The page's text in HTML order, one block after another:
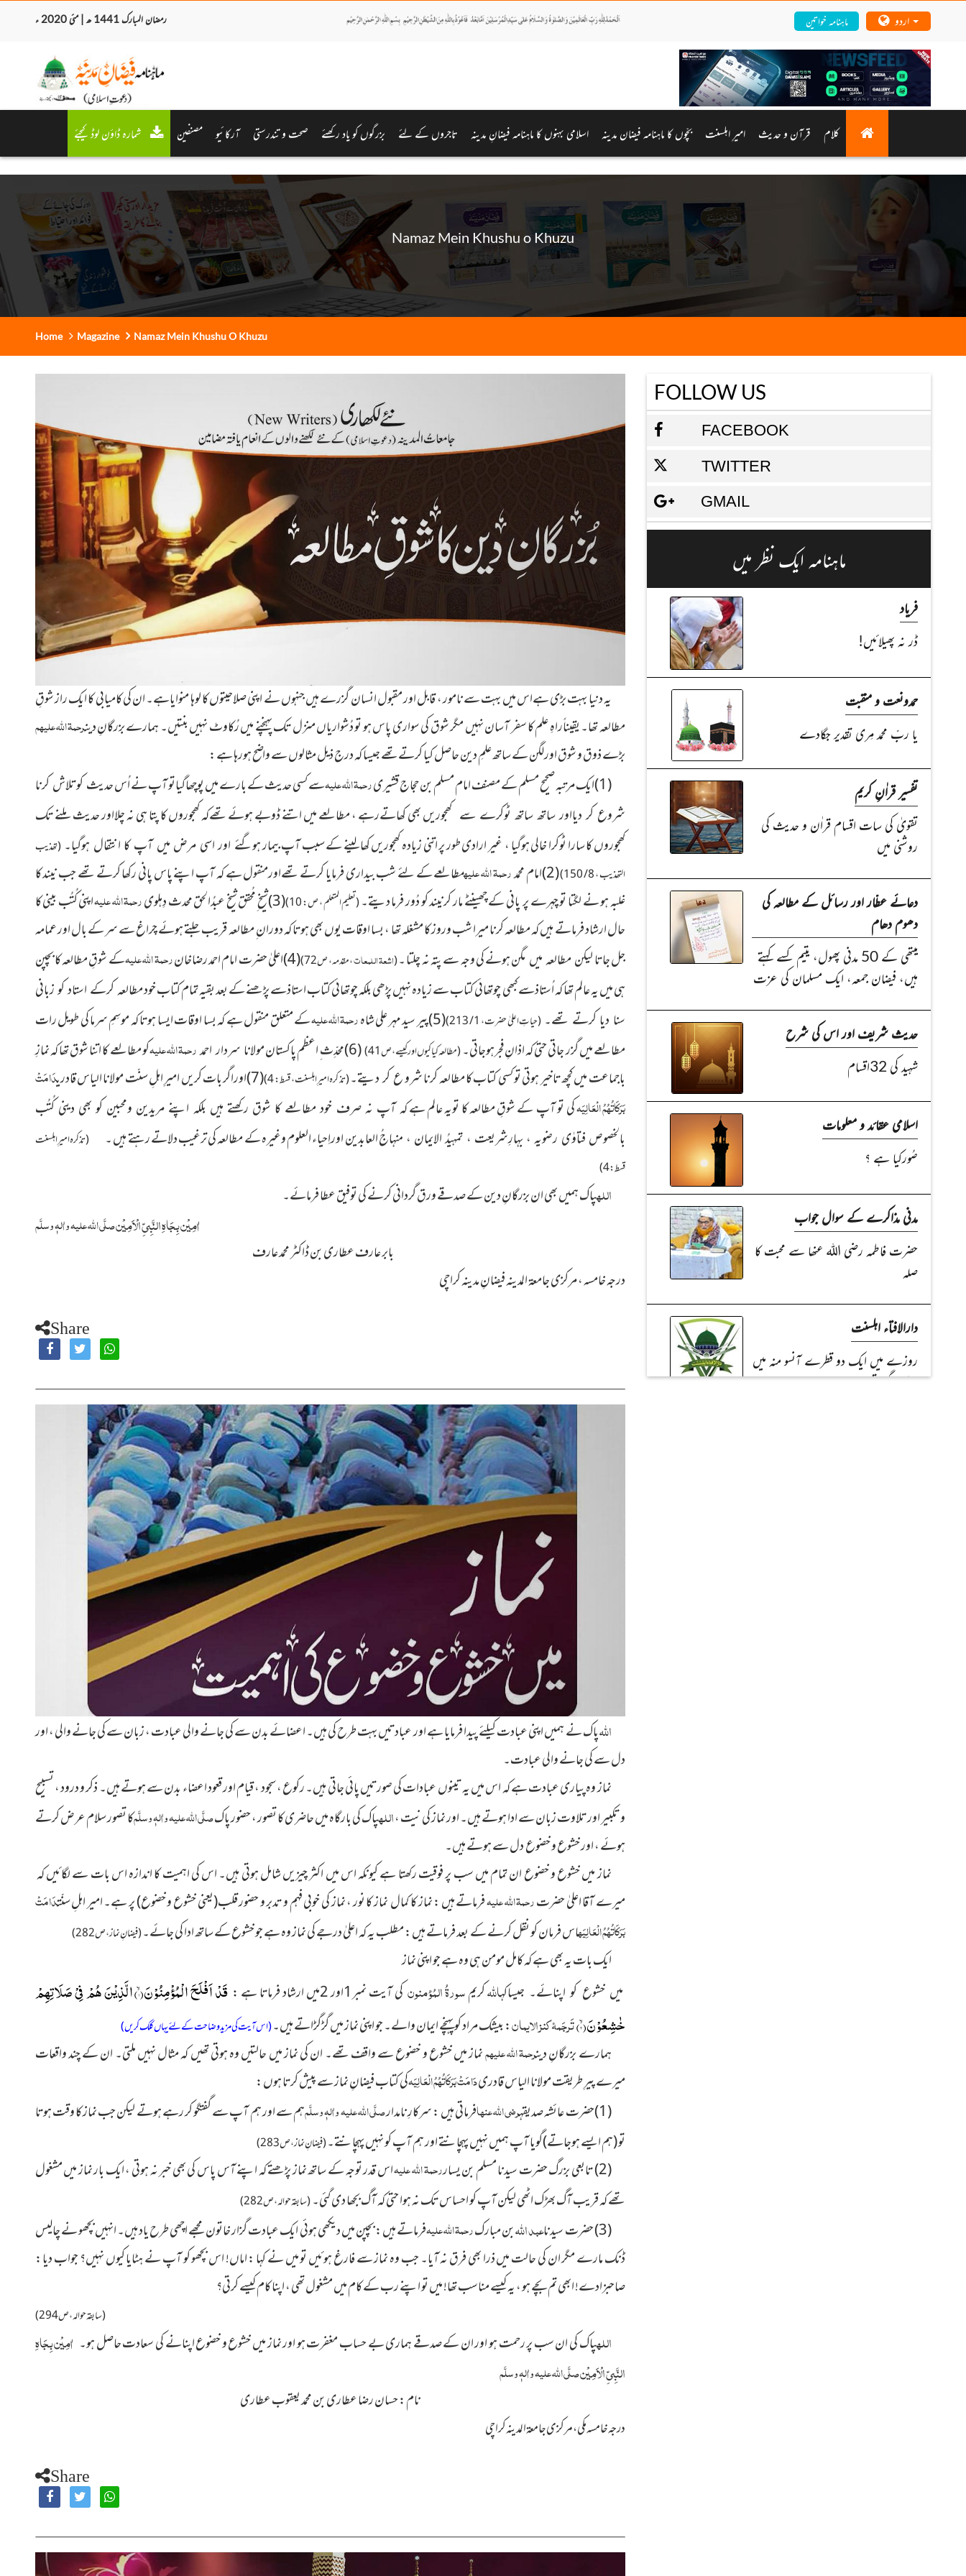
رمضان المبارک 1441 ھ | مئی 2020 ء ماہنامہ خواتین
کلام قرآن و حدیث امیرِ اہلسنت بچّوں کا ماہنامہ فیضان مدینہ اسلامی بہنوں کا ماہنامہ فیضانِ مدینہ تاجروں کے لئے بزرگوں کو یاد رکھئے صحت و تندرستی آرکائیو مصنفین شمارہ ڈاؤن لوڈ کیجئے
Namaz Mein Khushu o Khuzu
Home Magazine Namaz Mein Khushu O Khuzu
یہ دنیا بہت بڑی ہےاس میں بہت سے نامور ، قابل اور مقبول انسان گزرے ہیں جنہوں نے اپنی صلاحیتوں کا لوہا منوایاہے۔ ان کی کامیابی کا ایک راز شوقِ
مطالعہ تھا۔ یقیناًراہِ علم کا سفر آسان نہیں مگر شوق کی سواری پاس ہو تو دُشواریاں منزل تک پہنچنے میں رُکاوٹ نہیں بنتیں۔ ہمارے بزرگانِ دینرحمۃ اللہ علیہم
بڑے ذوق و شوق اورلگن کے ساتھ علمِ دین حاصل کیا کرتےتھے جیسا کہ درج ذیل مثالوں سے واضح ہورہا ہے :
(1)ایک مرتبہ صحیح مسلم کے مصنف امام مسلم بن حجاج قشیری
رحمۃ اللہ علیہسے کسی حدیث کے بارے میں پوچھاگیاتو آپ نےاُسحدیث کوتلاش کرنا
شروع کر دیااور ساتھ ساتھ ٹوکرے سے کھجوریںبھی کھاتےرہے ، مطالعے میں اتنے ڈوبے ہوئے تھےکہ کھجوروں کا پتا ہی نہ چلااور حدیث ملنے تک
کھجوروں کا سارا ٹوکرا خالی ہوگیا ، غیر ارادی طور پر اتنی زیادہ کھجوریں کھالینے کے سبب آپ بیمارہوگئے اور اسی مرض میں آپ کا انتقال ہوگیا۔(تھذیب
التھذیب ، 8 / 150)
(2)امام محمد رحمۃ اللہ علیہمطالعے کے لئے شب بیداری فرمایا کرتے تھےاورمنقول ہے کہ آپ اپنے پاس پانی رکھا کرتے تھے جب نيند کا
غلبہ ہو نے لگتا تو چہرے پر پانی کے چھینٹے مار کرنيند کو دُور فرما دیتے۔(تعلیم المتعلم ، ص : 10) (3)شیخ ِمُحقق شیخ عبدُالحق محدث دِہلوی رحمۃ اللہ علیہاپنی کُتُب بینی کا
حال ارشاد فرماتے ہیں کہ مطالعہ کرنا میرا شب وروز کا مشغلہ تھا ، بسا اوقات یوں بھی ہوتا کہ دوران ِ مطالعہ قریب جلتے ہوئے چراغ سے سر کے بال اور عمامہ
جل جاتا لیکن مطالعہ میں مگنہونے کی وجہ سے پتہ نہ چلتا ۔(اشعۃ اللمعات، مقدمہ ، ص72) (4)اعلیٰ حضرت امام احمد رضاخان رحمۃ اللہ علیہکے شوقِ مطالعہ کا بچپن
ہی میں یہ عالم تھا کہ اُستاذسے کبھی چوتھائی کتاب سے زیادہ نہیں پڑھی بلکہ چوتھائی کتاب استاذسے پڑھنے کے بعد بقیہ تمام کتاب خودمطالعہ کرکے استاد کو زبانی
سنا دیا کرتے تھے۔(حیاتِ اعلیٰ حضرت ، 1 / 213) (5)پیر سید مہر علی شاہ رحمۃ اللہ علیہکے متعلقمنقول ہے کہ بسا اوقات ایسا ہوتا کہ موسِمِ سرما کی طویل رات
مطالعےمیں گزر جاتی حتی کہ اذانِ فجرہوجاتی۔(مطالعہ کیاکیوں اور کیسے ، ص41) (6)محدِّث ِ اعظم پاکستان مولانا سردار احمدرحمۃ اللہ علیہکو مطالعے کا اتنا شوق تھا کہ نمازِ
باجماعتمیں کچھ تاخیر ہوتی تو کسی کتاب کا مطالعہ کرنا شرو ع کر دیتے۔( تذ کرہ امیرِاہلسنت ، قسط : 4) (7)اوراگر بات کریں امیرِ اہلِ سنّت مولانا الیاس قادریدَامَتْ
بَرَکَاتُہُمُ الْعَالِیَہکی تو آپ کے شوقِ مطالعہ کا تویہ عالم ہےکہ آپ نہ صرف خود مطالعے کا شوق رکھتے ہیں بلکہ اپنے مریدین ومحبین کو بھی دینی کُتُب
بالخصوص فتاوٰی رضویہ ، بہارِشریعت ، تمہیدُ الایمان ، منہاجُ العابدین اوراِحیاء العلوم وغیرہ کے مطالعہ کی ترغیب دلاتے رہتے ہیں ۔
(تذکرہ امیرِ اہلسنت
قسط : 4)
اللہپاک ہمیں بھی ان بزرگانِ دین کے صدقے ورق گردانی کرنے کی توفیق عطا فرمائے۔
اٰمِیْن بِجَاہِ النَّبِیِّ الْاَمِیْنصلَّی اللہ علیہ واٰلہٖ وسلَّم
بابر عارف عطاری بن ڈاکٹر محمد عارف
درجہ خامسہ ، مرکزی جامعۃ المدینہ فیضانِ مدینہ کراچی
Share
اللہپاک نے ہمیں اپنی عبادت کیلئے پیدا فرمایا ہے اور عبادتیں بہت طرح کی ہیں۔ اعضائے بدن سے کی جانے والی عبادت ، زبان سے کی جانے والی ، اور
دل سے کی جانے والی عبادت۔
نماز وہ پیاری عبادت ہے کہ اس میں یہ تینوں عبادات کی صورتیں پائی جاتی ہیں۔ رکوع ، سجود ، قیام اور قعود اعضاء بدن سے ہوتے ہیں۔ ذکر و درود ، تسبیح
و تکبیر اور تلاوت زبان سے ادا ہوتے ہیں۔ اور نماز کی نیت ،اللہپاک کی بارگاہ میں حاضری کا تصور ، حضور پاکصلَّی اللہ علیہ واٰلہٖ وسلَّمکا تصور سلام عرض کرتے
ہوئے ، اور خشوع و خضوع دل سے ہوتے ہیں۔
نماز میں خشوع و خضوع ان تمام میں سب پر فوقیت رکھتا ہے کیونکہ اس میں اکثر چیزیں شامل ہوتی ہیں۔ اس کی اہمیت کا اندازہ اس بات سے لگائیں کہ
میرے آقا اعلیٰ حضرترحمۃ اللہ علیہفرماتے ہیں : نماز کا کمال نماز کا نور ، نماز کی خوبی فہم و تدبر و حضور قلب(یعنی خشوع و خضوع)پر ہے۔ امیر اہلِ سنّتدَامَتْ
بَرَکَاتُہُمُ الْعَالِیَہاس فرمان کو نقل کرنے کے بعد فرماتے ہیں : مطلب یہ کہ اعلیٰ درجے کی نماز وہ ہے جو خشوع کے ساتھ ادا کی جائے۔(فیضانِ نماز ، ص 282)
ایک بات یہ بھی ہے کہ کامل مومن ہی وہ ہے جو اپنی نماز
میں خشوع کو اپنائے۔ جیساکہاللہکریمسورۃُ المُؤمنونکی آیت نمبر1اور 2میں ارشاد فرماتا ہے : قَدْ اَفْلَحَ الْمُؤْمِنُوْنَۙ(۱) الَّذِیْنَ هُمْ فِیْ صَلَاتِهِمْ
خٰشِعُوْنَۙ(۲)تَرجَمۂ کنز الایمان: بیشک مراد کو پہنچے ایمان والے۔ جو اپنی نماز میں گڑگڑاتے ہیں۔(اس آیت کی مزید وضاحت کے لئے یہاں کلک کریں)
ہمارے بزرگانِ دینرحمۃ اللہ علیہمنماز میں خشوع و خضوع سے واقف تھے۔ ان کی نماز میں حالتیں وہ ہوتی تھیں کہ مثال نہیں ملتی۔ ان کے چند واقعات
میرے پیرِ طریقت مولانا الیاس قادریدَامَتْ بَرَکَاتُہُمُ الْعَالِیَہکی کتاب فیضانِ نماز سے پیش کرتا ہوں :
(1)حضرت عائشہ صدیقہ
رضی اللہ عنہافرماتی ہیں : سرکارِ نامدارصلَّی اللہ علیہ واٰلہٖ وسلَّمہم سے اور ہم آپ سے گفتگو کر رہے ہوتےلیکن جب نماز کا وقت ہوتا
تو(ہم ایسے ہوجاتے)گویا آپ ہمیں نہیں پہچانتے اور ہم آپ کو نہیں پہچانتے۔(فیضانِ نماز ، ص 283)
(2) تابعی بزرگ حضرت سیدنا مسلم بن یسار رحمۃ اللہ علیہاس قدر توجہ کے ساتھ نماز پڑھتے کہ اپنے آس پاس کی بھی خبر نہ ہوتی ، ایک بار نماز میں مشغول
تھے کہ قریب آگ بھڑک اٹھی لیکن آپ کو احساس تک نہ ہوا حتی کہ آگ بجھا دی گئی۔(سابقہ حوالہ ، ص 282)
(3) حضرت سیدنا عبد اللہبن مبارکرحمۃ اللہ علیہفرماتے ہیں : بچپن میں دیکھی ہوئی ایک عبادت گزار خاتون مجھے اچھی طرح یاد ہیں۔ انہیں بچھو نے چالیس
ڈنک مارے مگر ان کی حالت میں ذرا بھی فرق نہ آیا۔ جب وہ نماز سے فارغ ہوئیں تو میں نے کہا : اماں! اس بچھو کو آپ نے ہٹایا کیوں نہیں؟ جواب دیا :
صاحبزادے! ابھی تم بچے ہو ، یہ کیسے مناسب تھا! میں تو اپنے رب کے کام میں مشغول تھی ، اپنا کام کیسے کرتی؟
(سابقہ حوالہ ، ص 294)
اللہپاک کی ان سب پر رحمت ہو اور ان کے صدقے ہماری بے حساب مغفرت ہو اور نماز میں خشوع و خضوع اپنانےکی سعادت حاصل ہو۔ اٰمِیْن بِجَاہِ
النَّبِیِّ الْاَمِیْنصلَّی اللہ علیہ واٰلہٖ وسلَّم
نام : حسان رضا عطاری بن محمد یعقوب عطاری
درجہ خامسہ مکی ، مرکزی جامعۃالمدينہ کراچی
Share
FOLLOW US
FACEBOOK
TWITTER
GMAIL
ماہنامہ ایک نظر میں
فریاد
ڈر نہ پھیلائیں!
حمدونعت و منقبت
یا ربِّ محمد مِری تقدیر جگادے
تفسیر قراٰنِ کریم
تقویٰ کی سات اقسام قراٰن و حدیث کی
روشنی میں
دعائے عطّار اور رسائل کے مطالعہ کی
دھوم دھام
میتھی کے 50 مدنی پھول، یتیم کسے کہتے
ہیں، فیضان جمعہ، ایک مسلمان کی عزت
حدیث شریف اور اس کی شرح
شہید کی 32اقسام
اسلامی عقائد و معلومات
صُورکیا ہے ؟
مدنی مذاکرے کے سوال جواب
حضرت فاطمہ رضی اللہ عنھا سے محبت کا
صلہ
دارالافتاء اہلسنت
روزے میں ایک دو قطرے آنسو منہ میں
چلے گئے تو؟